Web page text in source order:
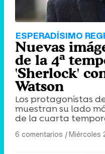
ESPERADÍSIMO
Nuevas
de la 4ª
'Sherlock'
Watson
Los protagonistas
muestran su lado
de la cuarta
6 comentarios |Miércoles